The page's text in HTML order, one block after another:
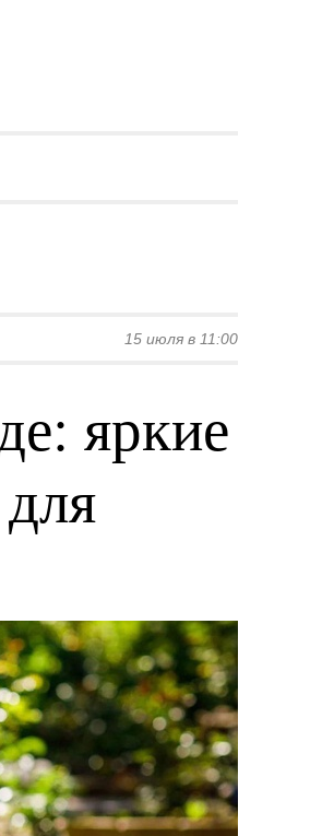
15 июля в 11:00
яркие